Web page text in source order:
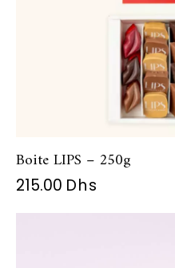
Boite LIPS – 250g
215.00 Dhs